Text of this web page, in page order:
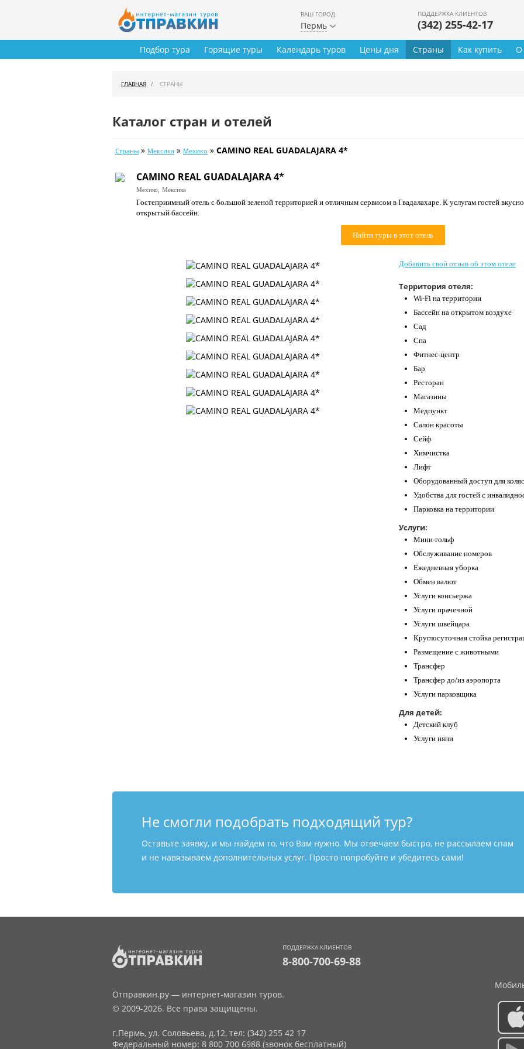
ВАШ ГОРОД
Пермь
ПОДДЕРЖКА КЛИЕНТОВ
(342) 255-42-17
Подбор тура Горящие туры Календарь туров Цены дня Страны Как купить О
ГЛАВНАЯ СТРАНЫ
Каталог стран и отелей
Страны » Мексика » Мехико » CAMINO REAL GUADALAJARA 4*
CAMINO REAL GUADALAJARA 4*
Мехико, Мексика
Гостеприимный отель с большой зеленой территорией и отличным сервисом в Гвадалахаре. К услугам гостей
открытый бассейн.
Найти туры в этот отель
Добавить свой отзыв об этом отеле
Территория отеля:
Wi-Fi на территории
Бассейн на открытом воздухе
Сад
Спа
Фитнес-центр
Бар
Ресторан
Магазины
Медпункт
Салон красоты
Сейф
Химчистка
Лифт
Оборудованный доступ для
Удобства для гостей с
Парковка на территории
Услуги:
Мини-гольф
Обслуживание номеров
Ежедневная уборка
Обмен валют
Услуги консьержа
Услуги прачечной
Услуги швейцара
Круглосуточная стойка
Размещение с животными
Трансфер
Трансфер до/из аэропорта
Услуги парковщика
Для детей:
Детский клуб
Услуги няни
Не смогли подобрать подходящий тур?
Оставьте заявку, и мы найдем то, что Вам нужно. Мы отвечаем быстро, не рассылаем спам
и не навязываем дополнительных услуг. Просто попробуйте и убедитесь сами!
ПОДДЕРЖКА КЛИЕНТОВ
8-800-700-69-88
Отправкин.ру — интернет-магазин туров.
© 2009-2026. Все права защищены.
г.Пермь, ул. Соловьева, д.12, тел: (342) 255 42 17
Федеральный номер: 8 800 700 6988 (звонок бесплатный)